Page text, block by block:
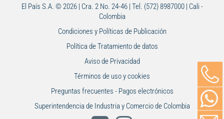
El País S.A. © 2026 | Cra. 2 No. 24-46 | Tel. (572) 8987000 | Cali -
Colombia
Condiciones y Políticas de Publicación
Política de Tratamiento de datos
Aviso de Privacidad
Términos de uso y cookies
Preguntas frecuentes - Pagos electrónicos
Superintendencia de Industria y Comercio de Colombia